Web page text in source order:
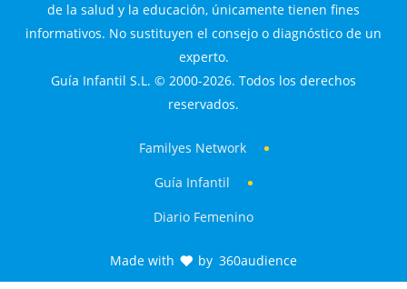
de la salud y la educación, únicamente tienen fines
informativos. No sustituyen el consejo o diagnóstico de un
experto.
Guía Infantil S.L. © 2000-2026. Todos los derechos
reservados.
Familyes Network
Guía Infantil
Diario Femenino
Made with by 360audience